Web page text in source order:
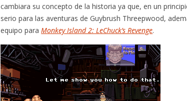
cambiara su concepto de la historia ya que, en un
serio para las aventuras de Guybrush Threepwood,
equipo paraMonkey Island 2: LeChuck’s Revenge.